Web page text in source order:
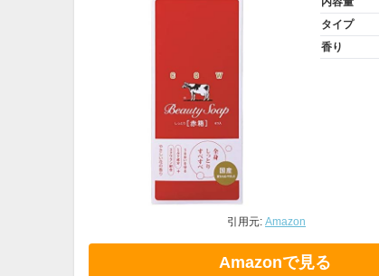
引用元: Amazon
タイプ
香り
Amazonで見る